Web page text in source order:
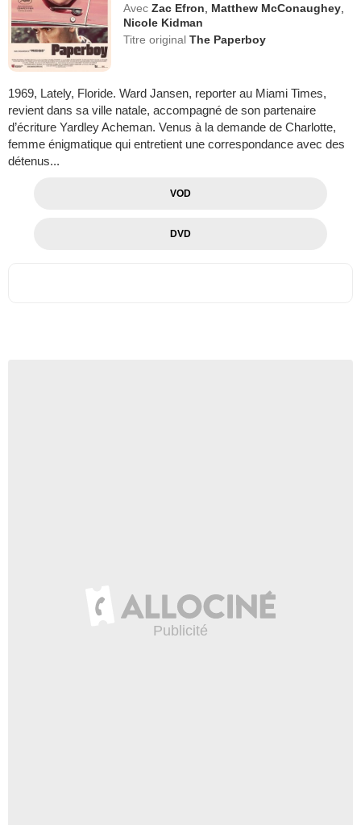
Avec Zac Efron Matthew McConaughey
Nicole Kidman
Titre originalThe Paperboy
1969, Lately, Floride. Ward Jansen, reporter au Miami Times,
revient dans sa ville natale, accompagné de son partenaire
d’écriture Yardley Acheman. Venus à la demande de Charlotte,
femme énigmatique qui entretient une correspondance avec des
détenus...
VOD
DVD